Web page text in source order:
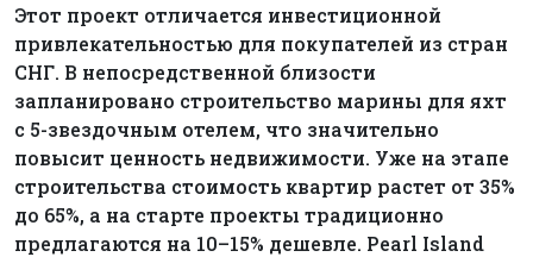
Этот проект отличается инвестиционной
привлекательностью для покупателей из стран
СНГ. В непосредственной близости
запланировано строительство марины для яхт
с 5-звездочным отелем, что значительно
повысит ценность недвижимости. Уже на этапе
строительства стоимость квартир растет от 35%
до 65%, а на старте проекты традиционно
предлагаются на 10–15% дешевле. Pearl Island